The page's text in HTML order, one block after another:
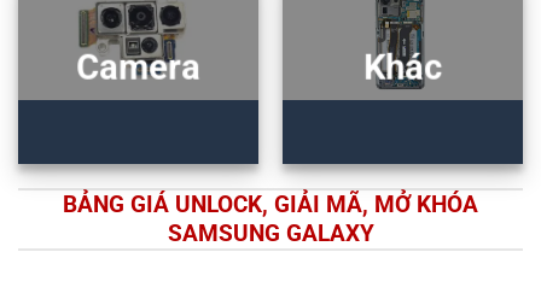
Camera Khác
BẢNG GIÁ UNLOCK, GIẢI MÃ, MỞ KHÓA
SAMSUNG GALAXY